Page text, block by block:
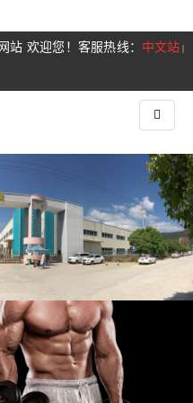
中文站 |
站 欢迎您！客服热线：